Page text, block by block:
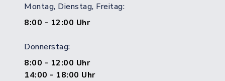
Montag, Dienstag, Freitag:
8:00 - 12:00 Uhr
Donnerstag:
8:00 - 12:00 Uhr
14:00 - 18:00 Uhr